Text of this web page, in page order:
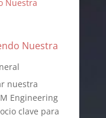
Nuestra
nuestra
Engineering
clave para